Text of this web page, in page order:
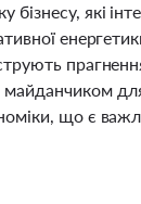
бізнесу, які
що є